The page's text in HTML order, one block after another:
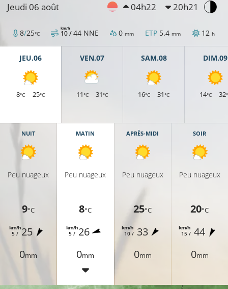
Jeudi 06 août 04h22 20h21
8/25°C 10 /
km/h 44 NNE 0 mm ETP 5.4 mm 12 h
JEU.06
8°C 25°C
VEN.07
11°C 31°C
SAM.08
16°C 31°C
DIM.09
14°C 32
NUIT
Peu nuageux
9°C
5 /
km/h25
0mm
MATIN
Peu nuageux
8°C
5 /
km/h26
0mm
APRÈS-MIDI
Peu nuageux
25°C
10 /
km/h 33
0mm
SOIR
Peu nuageux
20°C
15 /
km/h 44
0mm
11°C